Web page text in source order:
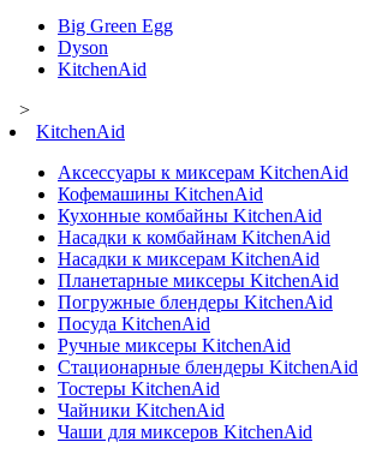
Big Green Egg
Dyson
KitchenAid
>
KitchenAid
Аксессуары к миксерам KitchenAid
Кофемашины KitchenAid
Кухонные комбайны KitchenAid
Насадки к комбайнам KitchenAid
Насадки к миксерам KitchenAid
Планетарные миксеры KitchenAid
Погружные блендеры KitchenAid
Посуда KitchenAid
Ручные миксеры KitchenAid
Стационарные блендеры KitchenAid
Тостеры KitchenAid
Чайники KitchenAid
Чаши для миксеров KitchenAid